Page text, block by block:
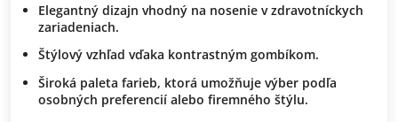
Elegantný dizajn vhodný na nosenie v zdravotníckych
zariadeniach.
Štýlový vzhľad vďaka kontrastným gombíkom.
Široká paleta farieb, ktorá umožňuje výber podľa
osobných preferencií alebo firemného štýlu.